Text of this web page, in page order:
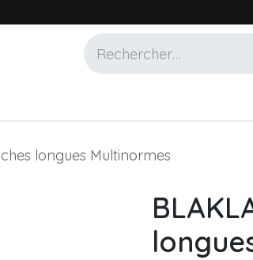
longues Multinormes